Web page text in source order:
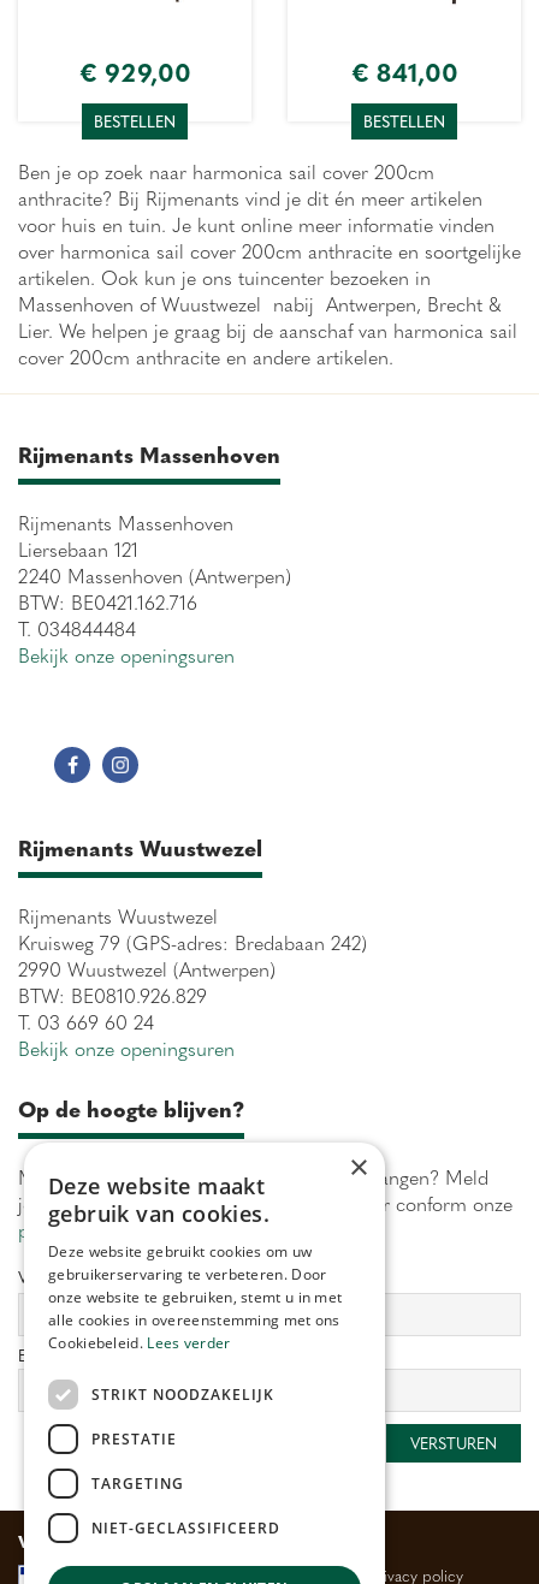
€ 929,00
BESTELLEN
€ 841,00
BESTELLEN
Ben je op zoek naar harmonica sail cover 200cm
anthracite? Bij Rijmenants vind je dit én meer artikelen
voor huis en tuin. Je kunt online meer informatie vinden
over harmonica sail cover 200cm anthracite en soortgelijke
artikelen. Ook kun je ons tuincenter bezoeken in
Massenhoven of Wuustwezel nabij Antwerpen, Brecht &
Lier. We helpen je graag bij de aanschaf van harmonica sail
cover 200cm anthracite en andere artikelen.
Rijmenants Massenhoven
Rijmenants Massenhoven
Liersebaan 121
2240 Massenhoven (Antwerpen)
BTW: BE0421.162.716
T. 034844484
Bekijk onze openingsuren
Rijmenants Wuustwezel
Rijmenants Wuustwezel
Kruisweg 79 (GPS-adres: Bredabaan 242)
2990 Wuustwezel (Antwerpen)
BTW: BE0810.926.829
T. 03 669 60 24
Bekijk onze openingsuren
Op de hoogte blijven?
Maximaal 1 keer per week onze acties ontvangen? Meld
je aan! Wij verwerken jouw gegevens secuur conform onze
privacy policy.
Voornaam: Achternaam:
E-mailadres:
Veilig betalen
Algemene voorwaarden Privacy policy
×
Deze website maakt
gebruik van cookies.
Deze website gebruikt cookies om uw
gebruikerservaring te verbeteren. Door
onze website te gebruiken, stemt u in met
alle cookies in overeenstemming met ons
Cookiebeleid. Lees verder
STRIKT NOODZAKELIJK
PRESTATIE
TARGETING
NIET-GECLASSIFICEERD